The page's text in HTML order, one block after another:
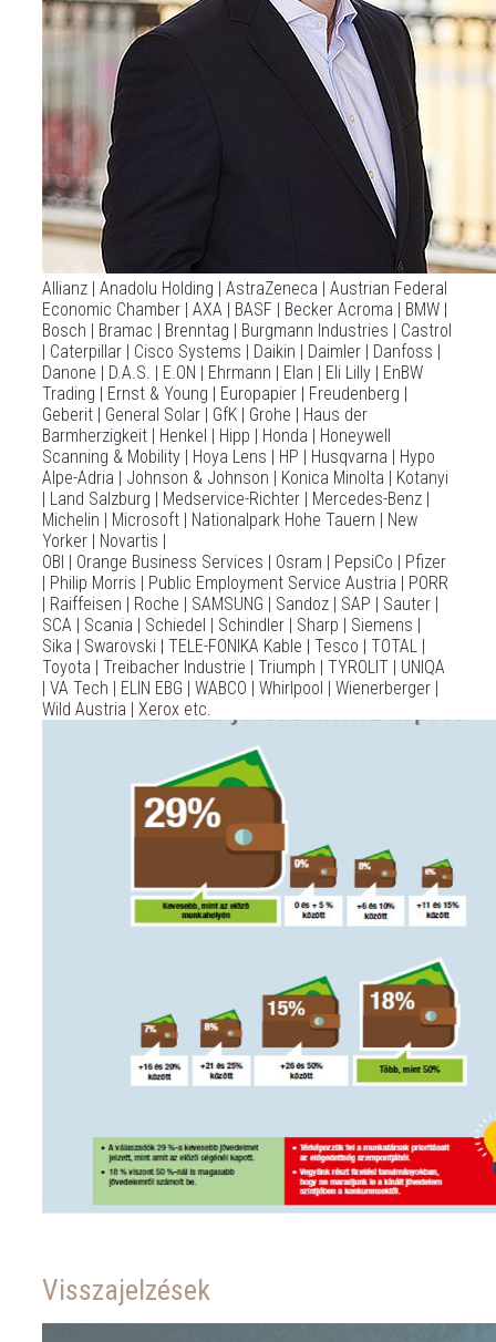
Allianz | Anadolu Holding | AstraZeneca | Austrian Federal
Economic Chamber | AXA | BASF | Becker Acroma | BMW |
Bosch | Bramac | Brenntag | Burgmann Industries | Castrol
| Caterpillar | Cisco Systems | Daikin | Daimler | Danfoss |
Danone | D.A.S. | E.ON | Ehrmann | Elan | Eli Lilly | EnBW
Trading | Ernst & Young | Europapier | Freudenberg |
Geberit | General Solar | GfK | Grohe | Haus der
Barmherzigkeit | Henkel | Hipp | Honda | Honeywell
Scanning & Mobility | Hoya Lens | HP | Husqvarna | Hypo
Alpe-Adria | Johnson & Johnson | Konica Minolta | Kotanyi
| Land Salzburg | Medservice-Richter | Mercedes-Benz |
Michelin | Microsoft | Nationalpark Hohe Tauern | New
Yorker | Novartis |
OBI | Orange Business Services | Osram | PepsiCo | Pfizer
| Philip Morris | Public Employment Service Austria | PORR
| Raiffeisen | Roche | SAMSUNG | Sandoz | SAP | Sauter |
SCA | Scania | Schiedel | Schindler | Sharp | Siemens |
Sika | Swarovski | TELE-FONIKA Kable | Tesco | TOTAL |
Toyota | Treibacher Industrie | Triumph | TYROLIT | UNIQA
| VA Tech | ELIN EBG | WABCO | Whirlpool | Wienerberger |
Wild Austria | Xerox etc.
Visszajelzések